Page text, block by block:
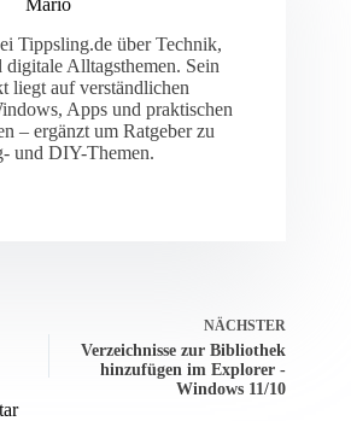
Tippsling.de über Technik,
Alltagsthemen. Sein
liegt auf verständlichen
Apps und praktischen
– ergänzt um Ratgeber zu
und DIY-Themen.
NÄCHSTER
Verzeichnisse zur Bibliothek
hinzufügen im Explorer -
Windows 11/10